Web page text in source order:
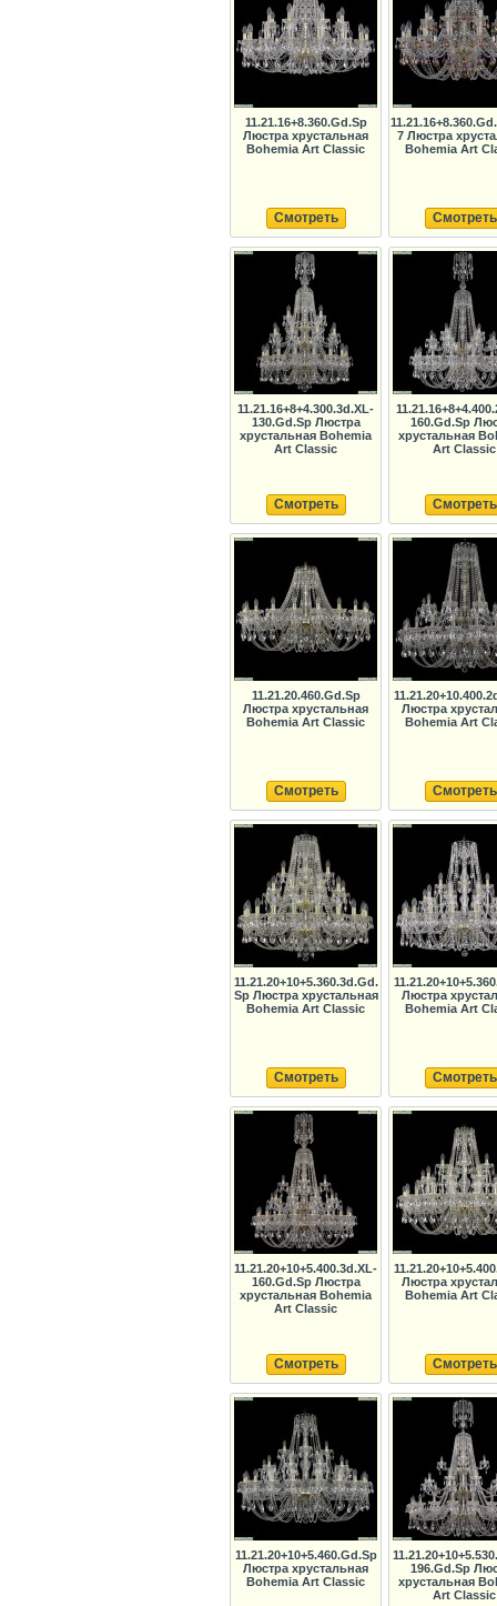
11.21.16+8.360.Gd.Sp
Люстра хрустальная
Bohemia Art Classic
Смотреть
7 Люстра
Bohemia Art
Смотреть
11.21.16+8+4.300.3d.XL-
130.Gd.Sp Люстра
хрустальная Bohemia
Art Classic
Смотреть
160.Gd.Sp
хрустальная
Art Classic
Смотреть
11.21.20.460.Gd.Sp
Люстра хрустальная
Bohemia Art Classic
Смотреть
Люстра
Bohemia Art
Смотреть
11.21.20+10+5.360.3d.Gd.
Sp Люстра хрустальная
Bohemia Art Classic
Смотреть
Люстра
Bohemia Art
Смотреть
11.21.20+10+5.400.3d.XL-
160.Gd.Sp Люстра
хрустальная Bohemia
Art Classic
Смотреть
Люстра
Bohemia Art
Смотреть
11.21.20+10+5.460.Gd.Sp
Люстра хрустальная
Bohemia Art Classic
196.Gd.Sp
хрустальная
Art Classic